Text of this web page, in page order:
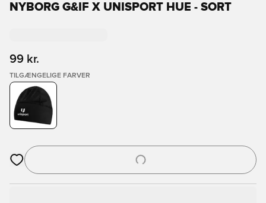
NYBORG G&IF X UNISPORT HUE - SORT
99 kr.
TILGÆNGELIGE FARVER
Åbner en Modal til at logge ind eller tilmelde dig som medlem